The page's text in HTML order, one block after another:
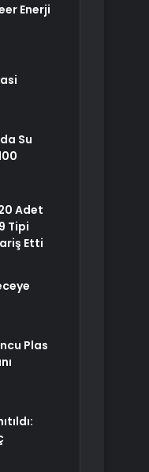
Enerji
Su
Adet
Tipi
Etti
Plas